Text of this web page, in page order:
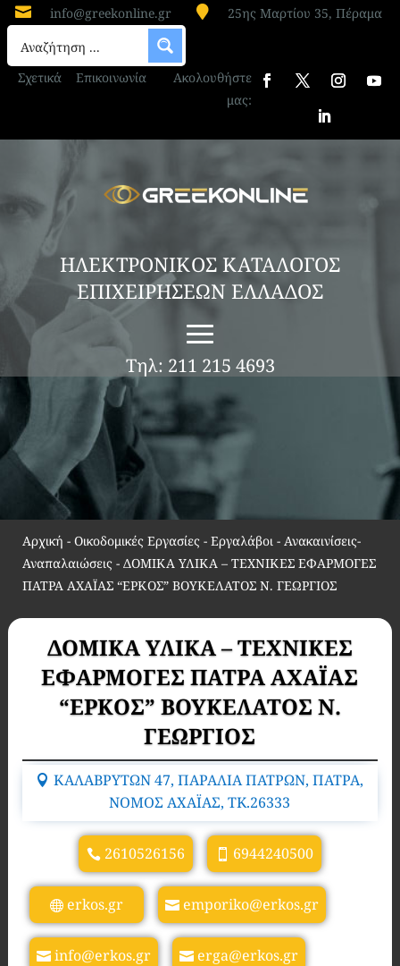
 info@greekonline.gr  25ης Μαρτίου 35, Πέραμα
Σχετικά Επικοινωνία
Ακολουθήστε
μας:
ΗΛΕΚΤΡΟΝΙΚΟΣ ΚΑΤΑΛΟΓΟΣ
ΕΠΙΧΕΙΡΗΣΕΩΝ ΕΛΛΑΔΟΣ
Τηλ: 211 215 4693
Αρχική - Οικοδομικές Εργασίες - Εργαλάβοι - Ανακαινίσεις-
Αναπαλαιώσεις- ΔΟΜΙΚΑ ΥΛΙΚΑ – ΤΕΧΝΙΚΕΣ ΕΦΑΡΜΟΓΕΣ
ΠΑΤΡΑ ΑΧΑΪΑΣ “ΕΡΚΟΣ” ΒΟΥΚΕΛΑΤΟΣ Ν. ΓΕΩΡΓΙΟΣ
ΔΟΜΙΚΑ ΥΛΙΚΑ – ΤΕΧΝΙΚΕΣ
ΕΦΑΡΜΟΓΕΣ ΠΑΤΡΑ ΑΧΑΪΑΣ
“ΕΡΚΟΣ” ΒΟΥΚΕΛΑΤΟΣ Ν.
ΓΕΩΡΓΙΟΣ
ΚΑΛΑΒΡΥΤΩΝ 47, ΠΑΡΑΛΙΑ ΠΑΤΡΩΝ, ΠΑΤΡΑ,
ΝΟΜΟΣ ΑΧΑΪΑΣ, TK.26333
2610526156 6944240500
erkos.gr emporiko@erkos.gr
info@erkos.gr erga@erkos.gr